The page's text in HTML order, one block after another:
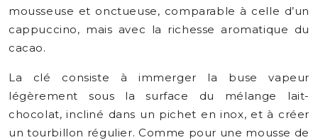
mousseuse et onctueuse, comparable à celle d’un
cappuccino, mais avec la richesse aromatique du
cacao.
La clé consiste à immerger la buse vapeur
légèrement sous la surface du mélange lait-
chocolat, incliné dans un pichet en inox, et à créer
un tourbillon régulier. Comme pour une mousse de